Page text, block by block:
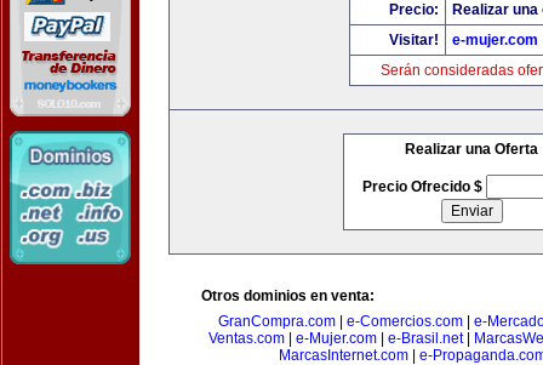
Precio:
Realizar
Visitar!
e-mujer.com
Serán consideradas
Realizar una Oferta
Precio Ofrecido $
Otros dominios en venta:
GranCompra.com
e-Comercios.com
e-
Ventas.com| e-Mujer.com| e-Brasil.net|
MarcasInternet.com
e-